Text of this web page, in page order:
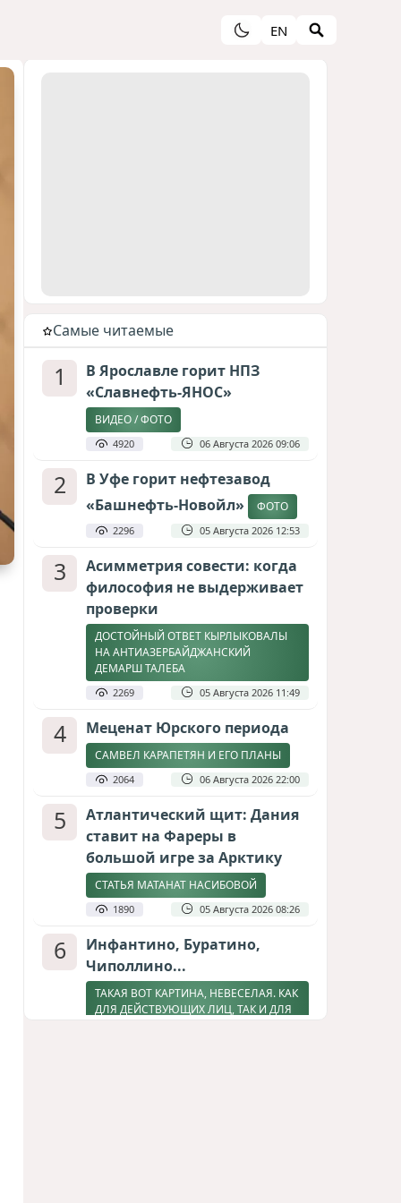
EN
Cамые читаемые
1
В Ярославле горит НПЗ
«Славнефть-ЯНОС»
ВИДЕО / ФОТО
4920 06 Августа 2026 09:06
2
В Уфе горит нефтезавод
«Башнефть-Новойл»
ФОТО
2296 05 Августа 2026 12:53
3
Асимметрия совести: когда
философия не выдерживает
проверки
ДОСТОЙНЫЙ ОТВЕТ КЫРЛЫКОВАЛЫ
НА АНТИАЗЕРБАЙДЖАНСКИЙ
ДЕМАРШ ТАЛЕБА
2269 05 Августа 2026 11:49
4 Меценат Юрского периода
САМВЕЛ КАРАПЕТЯН И ЕГО ПЛАНЫ
2064 06 Августа 2026 22:00
5
Атлантический щит: Дания
ставит на Фареры в
большой игре за Арктику
СТАТЬЯ МАТАНАТ НАСИБОВОЙ
1890 05 Августа 2026 08:26
6
Инфантино, Буратино,
Чиполлино...
ТАКАЯ ВОТ КАРТИНА, НЕВЕСЕЛАЯ. КАК
ДЛЯ ДЕЙСТВУЮЩИХ ЛИЦ, ТАК И ДЛЯ